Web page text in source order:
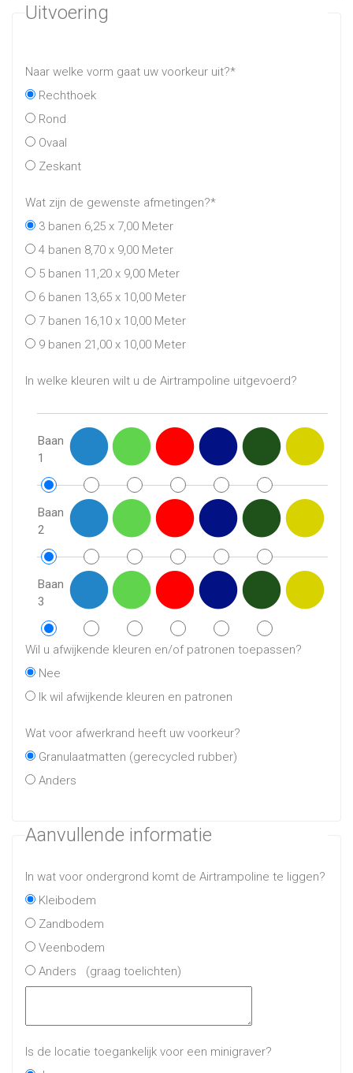
Uitvoering
Naar welke vorm gaat uw voorkeur uit?*
Rechthoek
Rond
Ovaal
Zeskant
Wat zijn de gewenste afmetingen?*
3 banen 6,25 x 7,00 Meter
4 banen 8,70 x 9,00 Meter
5 banen 11,20 x 9,00 Meter
6 banen 13,65 x 10,00 Meter
7 banen 16,10 x 10,00 Meter
9 banen 21,00 x 10,00 Meter
In welke kleuren wilt u de Airtrampoline uitgevoerd?
Baan
1
Baan
2
Baan
3
Wil u afwijkende kleuren en/of patronen toepassen?
Nee
Ik wil afwijkende kleuren en patronen
Wat voor afwerkrand heeft uw voorkeur?
Granulaatmatten (gerecycled rubber)
Anders
Aanvullende informatie
In wat voor ondergrond komt de Airtrampoline te liggen?
Kleibodem
Zandbodem
Veenbodem
Anders
(graag toelichten)
Is de locatie toegankelijk voor een minigraver?